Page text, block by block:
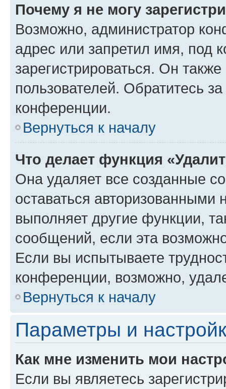
Почему я не могу
Возможно, администратор
адрес или запретил имя, под
зарегистрироваться. Он
пользователей. Обратитесь
конференции.
Вернуться к началу
Что делает функция
Она удаляет все созданные
оставаться авторизованными
выполняет другие функции,
сообщений, если эта
Если вы испытываете
конференции, возможно,
Вернуться к началу
Параметры и
Как мне изменить мои
Если вы являетесь